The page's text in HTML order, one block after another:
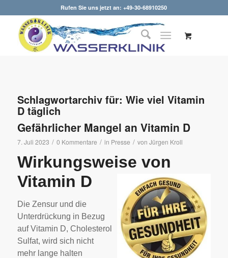
Rufen Sie uns jetzt an: +49-30-68910250
Schlagwortarchiv für: Wie viel Vitamin
D täglich
Gefährlicher Mangel an Vitamin D
7. Juli 2023 / 0 Kommentare / in Presse / von Jürgen Kroll
Wirkungsweise von
Vitamin D
Die Zensur und die
Unterdrückung in Bezug
auf Vitamin D, Cholesterol
Sulfat, wird sich nicht
mehr lange halten